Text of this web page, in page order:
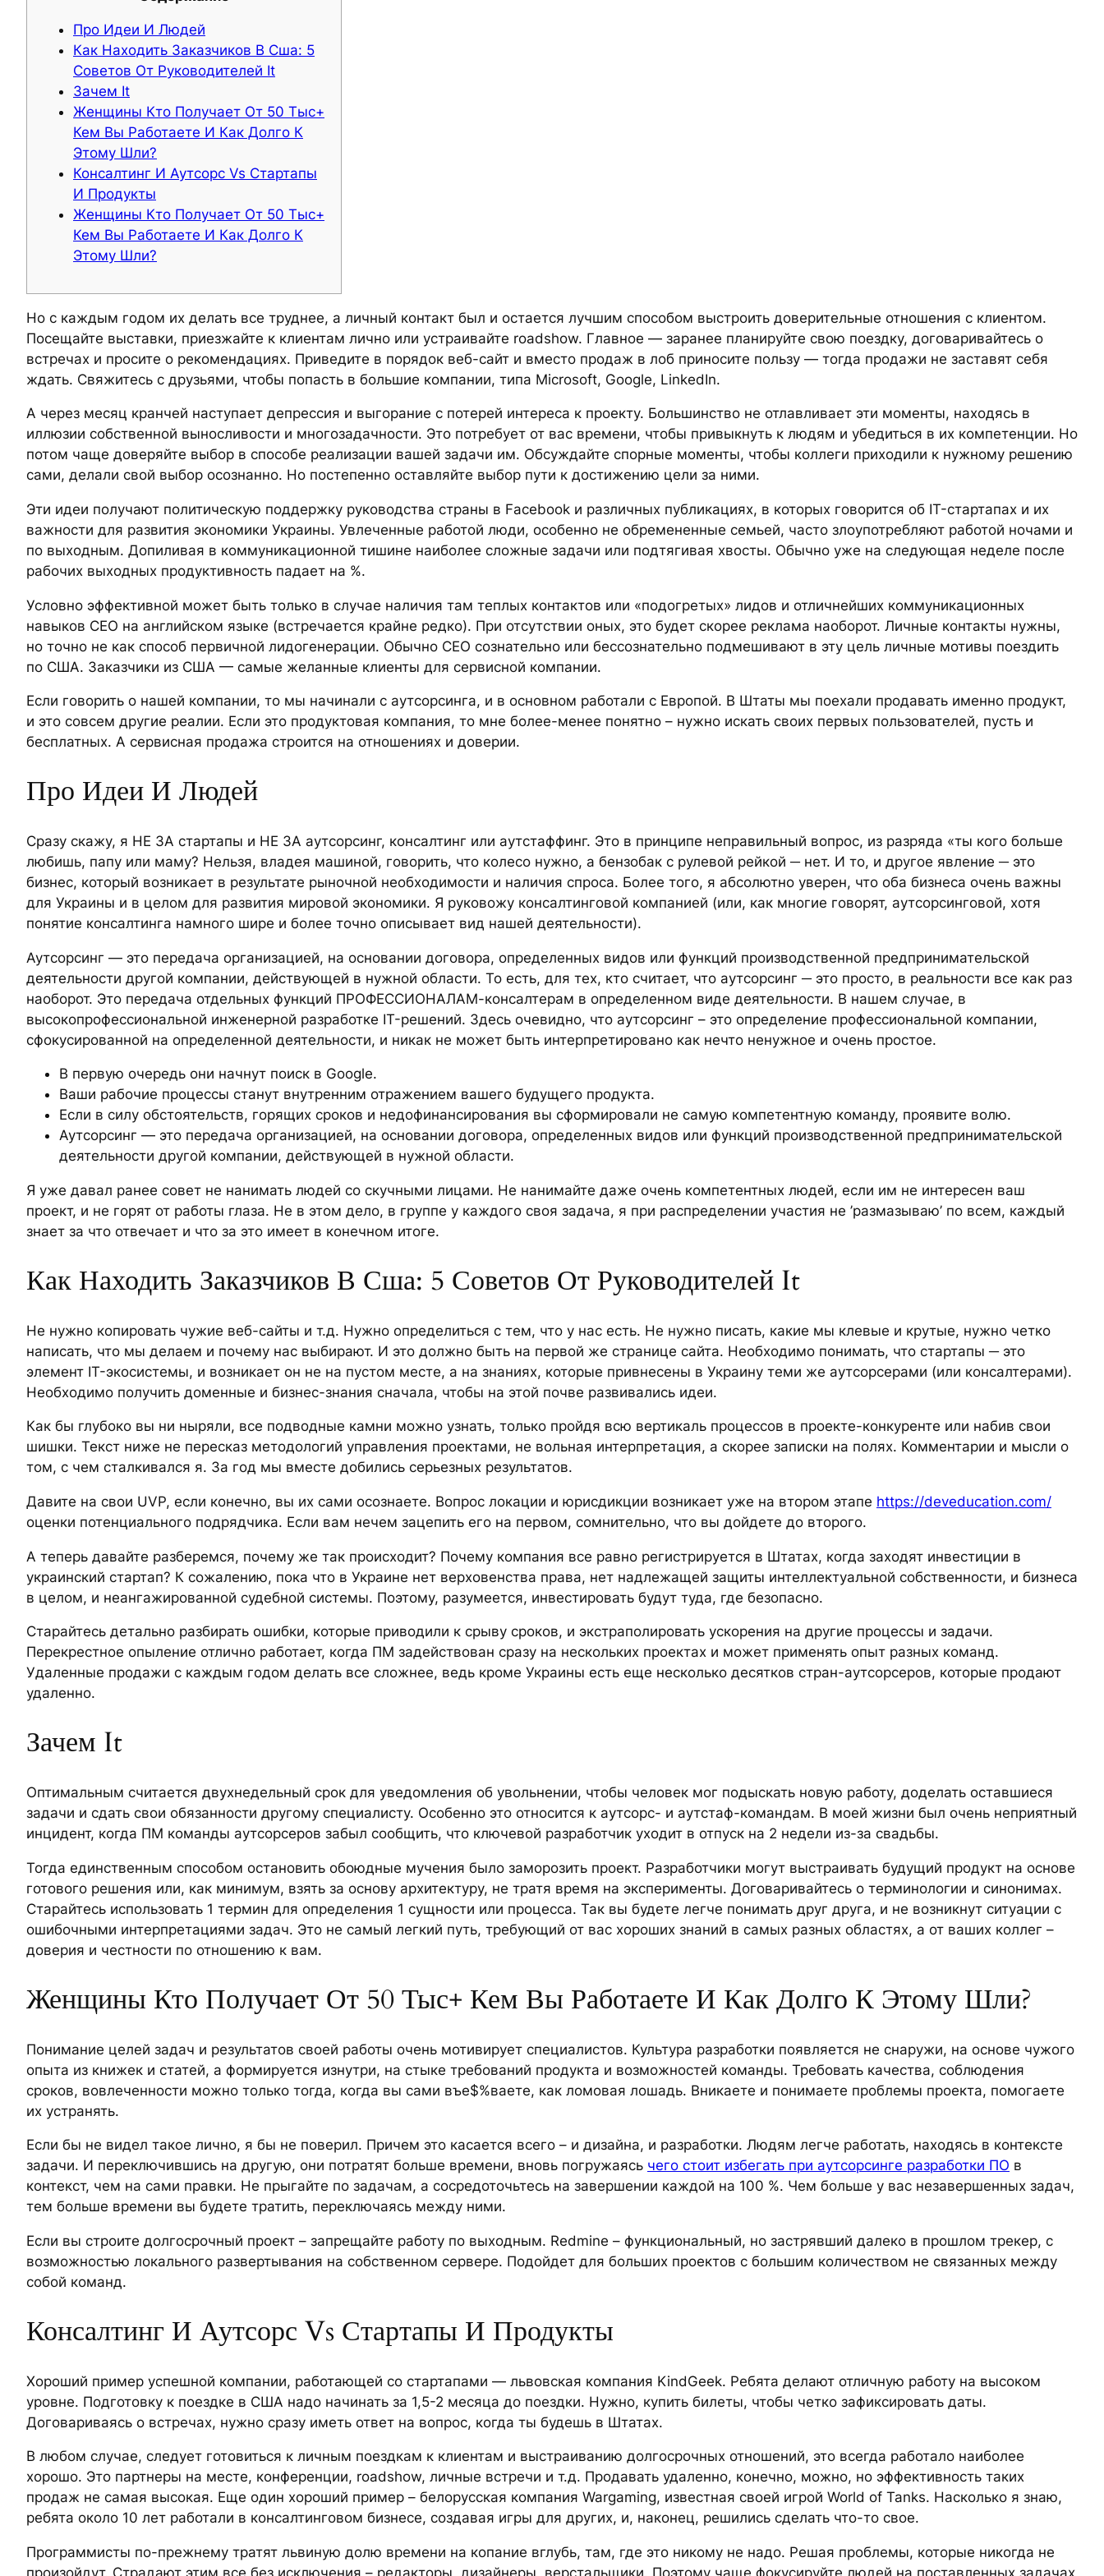
Про Идеи И Людей
Как Находить Заказчиков В Сша: 5
Советов От Руководителей It
Зачем It
Женщины Кто Получает От 50 Тыс+
Кем Вы Работаете И Как Долго К
Этому Шли?
Консалтинг И Аутсорс Vs Стартапы
И Продукты
Женщины Кто Получает От 50 Тыс+
Кем Вы Работаете И Как Долго К
Этому Шли?
Но с каждым годом их делать все труднее, а личный контакт был и остается лучшим способом выстроить доверительные отношения с клиентом.
Посещайте выставки, приезжайте к клиентам лично или устраивайте roadshow. Главное — заранее планируйте свою поездку, договаривайтесь о
встречах и просите о рекомендациях. Приведите в порядок веб-сайт и вместо продаж в лоб приносите пользу — тогда продажи не заставят себя
ждать. Свяжитесь с друзьями, чтобы попасть в большие компании, типа Microsoft, Google, LinkedIn.
А через месяц кранчей наступает депрессия и выгорание с потерей интереса к проекту. Большинство не отлавливает эти моменты, находясь в
иллюзии собственной выносливости и многозадачности. Это потребует от вас времени, чтобы привыкнуть к людям и убедиться в их компетенции. Но
потом чаще доверяйте выбор в способе реализации вашей задачи им. Обсуждайте спорные моменты, чтобы коллеги приходили к нужному решению
сами, делали свой выбор осознанно. Но постепенно оставляйте выбор пути к достижению цели за ними.
Эти идеи получают политическую поддержку руководства страны в Facebook и различных публикациях, в которых говорится об IT-стартапах и их
важности для развития экономики Украины. Увлеченные работой люди, особенно не обремененные семьей, часто злоупотребляют работой ночами и
по выходным. Допиливая в коммуникационной тишине наиболее сложные задачи или подтягивая хвосты. Обычно уже на следующая неделе после
рабочих выходных продуктивность падает на %.
Условно эффективной может быть только в случае наличия там теплых контактов или «подогретых» лидов и отличнейших коммуникационных
навыков СЕО на английском языке (встречается крайне редко). При отсутствии оных, это будет скорее реклама наоборот. Личные контакты нужны,
но точно не как способ первичной лидогенерации. Обычно СЕО сознательно или бессознательно подмешивают в эту цель личные мотивы поездить
по США. Заказчики из США — самые желанные клиенты для сервисной компании.
Если говорить о нашей компании, то мы начинали с аутсорсинга, и в основном работали с Европой. В Штаты мы поехали продавать именно продукт,
и это совсем другие реалии. Если это продуктовая компания, то мне более-менее понятно – нужно искать своих первых пользователей, пусть и
бесплатных. А сервисная продажа строится на отношениях и доверии.
Про Идеи И Людей
Сразу скажу, я НЕ ЗА стартапы и НЕ ЗА аутсорсинг, консалтинг или аутстаффинг. Это в принципе неправильный вопрос, из разряда «ты кого больше
любишь, папу или маму? Нельзя, владея машиной, говорить, что колесо нужно, а бензобак с рулевой рейкой ─ нет. И то, и другое явление ─ это
бизнес, который возникает в результате рыночной необходимости и наличия спроса. Более того, я абсолютно уверен, что оба бизнеса очень важны
для Украины и в целом для развития мировой экономики. Я руковожу консалтинговой компанией (или, как многие говорят, аутсорсинговой, хотя
понятие консалтинга намного шире и более точно описывает вид нашей деятельности).
Аутсорсинг — это передача организацией, на основании договора, определенных видов или функций производственной предпринимательской
деятельности другой компании, действующей в нужной области. То есть, для тех, кто считает, что аутсорсинг ─ это просто, в реальности все как раз
наоборот. Это передача отдельных функций ПРОФЕССИОНАЛАМ-консалтерам в определенном виде деятельности. В нашем случае, в
высокопрофессиональной инженерной разработке IT-решений. Здесь очевидно, что аутсорсинг – это определение профессиональной компании,
сфокусированной на определенной деятельности, и никак не может быть интерпретировано как нечто ненужное и очень простое.
В первую очередь они начнут поиск в Google.
Ваши рабочие процессы станут внутренним отражением вашего будущего продукта.
Если в силу обстоятельств, горящих сроков и недофинансирования вы сформировали не самую компетентную команду, проявите волю.
Аутсорсинг — это передача организацией, на основании договора, определенных видов или функций производственной предпринимательской
деятельности другой компании, действующей в нужной области.
Я уже давал ранее совет не нанимать людей со скучными лицами. Не нанимайте даже очень компетентных людей, если им не интересен ваш
проект, и не горят от работы глаза. Не в этом дело, в группе у каждого своя задача, я при распределении участия не ’размазываю’ по всем, каждый
знает за что отвечает и что за это имеет в конечном итоге.
Как Находить Заказчиков В Сша: 5 Советов От Руководителей It
Не нужно копировать чужие веб-сайты и т.д. Нужно определиться с тем, что у нас есть. Не нужно писать, какие мы клевые и крутые, нужно четко
написать, что мы делаем и почему нас выбирают. И это должно быть на первой же странице сайта. Необходимо понимать, что стартапы ─ это
элемент IT-экосистемы, и возникает он не на пустом месте, а на знаниях, которые привнесены в Украину теми же аутсорсерами (или консалтерами).
Необходимо получить доменные и бизнес-знания сначала, чтобы на этой почве развивались идеи.
Как бы глубоко вы ни ныряли, все подводные камни можно узнать, только пройдя всю вертикаль процессов в проекте-конкуренте или набив свои
шишки. Текст ниже не пересказ методологий управления проектами, не вольная интерпретация, а скорее записки на полях. Комментарии и мысли о
том, с чем сталкивался я. За год мы вместе добились серьезных результатов.
Давите на свои UVP, если конечно, вы их сами осознаете. Вопрос локации и юрисдикции возникает уже на втором этапе https://deveducation.com/
оценки потенциального подрядчика. Если вам нечем зацепить его на первом, сомнительно, что вы дойдете до второго.
А теперь давайте разберемся, почему же так происходит? Почему компания все равно регистрируется в Штатах, когда заходят инвестиции в
украинский стартап? К сожалению, пока что в Украине нет верховенства права, нет надлежащей защиты интеллектуальной собственности, и бизнеса
в целом, и неангажированной судебной системы. Поэтому, разумеется, инвестировать будут туда, где безопасно.
Старайтесь детально разбирать ошибки, которые приводили к срыву сроков, и экстраполировать ускорения на другие процессы и задачи.
Перекрестное опыление отлично работает, когда ПМ задействован сразу на нескольких проектах и может применять опыт разных команд.
Удаленные продажи с каждым годом делать все сложнее, ведь кроме Украины есть еще несколько десятков стран-аутсорсеров, которые продают
удаленно.
Зачем It
Оптимальным считается двухнедельный срок для уведомления об увольнении, чтобы человек мог подыскать новую работу, доделать оставшиеся
задачи и сдать свои обязанности другому специалисту. Особенно это относится к аутсорс- и аутстаф-командам. В моей жизни был очень неприятный
инцидент, когда ПМ команды аутсорсеров забыл сообщить, что ключевой разработчик уходит в отпуск на 2 недели из-за свадьбы.
Тогда единственным способом остановить обоюдные мучения было заморозить проект. Разработчики могут выстраивать будущий продукт на основе
готового решения или, как минимум, взять за основу архитектуру, не тратя время на эксперименты. Договаривайтесь о терминологии и синонимах.
Старайтесь использовать 1 термин для определения 1 сущности или процесса. Так вы будете легче понимать друг друга, и не возникнут ситуации с
ошибочными интерпретациями задач. Это не самый легкий путь, требующий от вас хороших знаний в самых разных областях, а от ваших коллег –
доверия и честности по отношению к вам.
Женщины Кто Получает От 50 Тыс+ Кем Вы Работаете И Как Долго К Этому Шли?
Понимание целей задач и результатов своей работы очень мотивирует специалистов. Культура разработки появляется не снаружи, на основе чужого
опыта из книжек и статей, а формируется изнутри, на стыке требований продукта и возможностей команды. Требовать качества, соблюдения
сроков, вовлеченности можно только тогда, когда вы сами въе$%ваете, как ломовая лошадь. Вникаете и понимаете проблемы проекта, помогаете
их устранять.
Если бы не видел такое лично, я бы не поверил. Причем это касается всего – и дизайна, и разработки. Людям легче работать, находясь в контексте
задачи. И переключившись на другую, они потратят больше времени, вновь погружаясь чего стоит избегать при аутсорсинге разработки ПО в
контекст, чем на сами правки. Не прыгайте по задачам, а сосредоточьтесь на завершении каждой на 100 %. Чем больше у вас незавершенных задач,
тем больше времени вы будете тратить, переключаясь между ними.
Если вы строите долгосрочный проект – запрещайте работу по выходным. Redmine – функциональный, но застрявший далеко в прошлом трекер, с
возможностью локального развертывания на собственном сервере. Подойдет для больших проектов с большим количеством не связанных между
собой команд.
Консалтинг И Аутсорс Vs Стартапы И Продукты
Хороший пример успешной компании, работающей со стартапами — львовская компания KindGeek. Ребята делают отличную работу на высоком
уровне. Подготовку к поездке в США надо начинать за 1,5-2 месяца до поездки. Нужно, купить билеты, чтобы четко зафиксировать даты.
Договариваясь о встречах, нужно сразу иметь ответ на вопрос, когда ты будешь в Штатах.
В любом случае, следует готовиться к личным поездкам к клиентам и выстраиванию долгосрочных отношений, это всегда работало наиболее
хорошо. Это партнеры на месте, конференции, roadshow, личные встречи и т.д. Продавать удаленно, конечно, можно, но эффективность таких
продаж не самая высокая. Еще один хороший пример – белорусская компания Wargaming, известная своей игрой World of Tanks. Насколько я знаю,
ребята около 10 лет работали в консалтинговом бизнесе, создавая игры для других, и, наконец, решились сделать что-то свое.
Программисты по-прежнему тратят львиную долю времени на копание вглубь, там, где это никому не надо. Решая проблемы, которые никогда не
произойдут. Страдают этим все без исключения – редакторы, дизайнеры, верстальщики. Поэтому чаще фокусируйте людей на поставленных задачах